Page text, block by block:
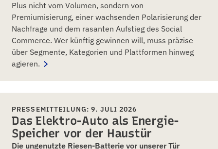
Plus nicht vom Volumen, sondern von
Premiumisierung, einer wachsenden Polarisierung der
Nachfrage und dem rasanten Aufstieg des Social
Commerce. Wer künftig gewinnen will, muss präzise
über Segmente, Kategorien und Plattformen hinweg
agieren.
PRESSEMITTEILUNG: 9. JULI 2026
Das Elektro-Auto als Energie-
Speicher vor der Haustür
Die ungenutzte Riesen-Batterie vor unserer Tür